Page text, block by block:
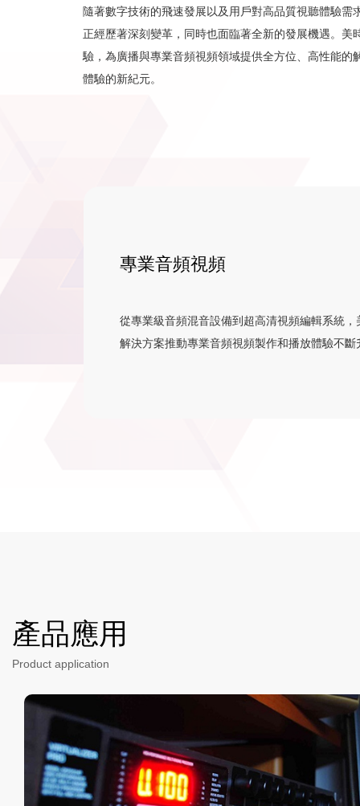
隨著數字技術的飛速發展以及用戶對高品質視聽體驗需
正經歷著深刻變革，同時也面臨著全新的發展機遇。美
驗，為廣播與專業音頻視頻領域提供全方位、高性能的
體驗的新紀元。
專業音頻視頻
從專業級音頻混音設備到超高清視頻編輯系統
解決方案推動專業音頻視頻製作和播放體驗不斷
產品應用
Product application